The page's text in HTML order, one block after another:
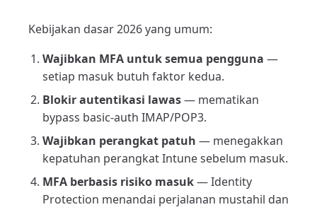
Kebijakan dasar 2026 yang umum:
Wajibkan MFA untuk semua pengguna —
setiap masuk butuh faktor kedua.
Blokir autentikasi lawas— mematikan
bypass basic-auth IMAP/POP3.
Wajibkan perangkat patuh — menegakkan
kepatuhan perangkat Intune sebelum masuk.
MFA berbasis risiko masuk— Identity
Protection menandai perjalanan mustahil dan